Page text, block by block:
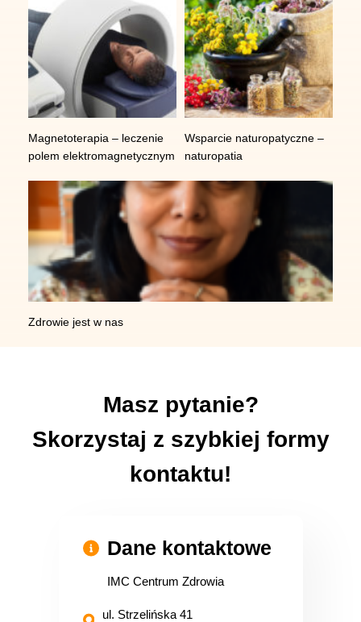
Magnetoterapia – leczenie
polem elektromagnetycznym
Wsparcie naturopatyczne –
naturopatia
Zdrowie jest w nas
Masz pytanie?
Skorzystaj z szybkiej formy
kontaktu!
Dane kontaktowe
IMC Centrum Zdrowia
ul. Strzelińska 41